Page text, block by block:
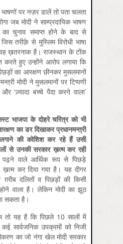
पर नज़र डालें तो पता चलता
जब मोदी ने साम्प्रदायिक भाषण
चुनाव समाप्त होने के बाद से
तरीक़े से मुस्लिम विरोधी भाषा
ख़तरनाक है। राजस्थान के टोंक
करते हुए उन्होंने आरोप लगाया कि
का आरक्षण छीनकर मुसलमानों
मोदी ने मुसलमानों पर टिप्पणी
‘ज़्यादा बच्चे पैदा करने वाला’
भाजपा के दोहरे चरित्र को भी
का डर दिखाकर प्रधानमन्त्री
लगाने की कोशिश कर रहे हैं उसी
से उनकी सरकार ख़त्म कर रही
पढ़ने वाले आर्थिक रूप से पिछड़े
ख़त्म कर दिया गया है। यह दीगर
दलितों व पिछड़ों की किसी
वाला है। लेकिन मोदी का झूठ
सकता है।
तो यह है कि पिछले 10 सालों में
कई सार्वजनिक उपक्रमों को निजी
का जो नंगा खेल मोदी सरकार